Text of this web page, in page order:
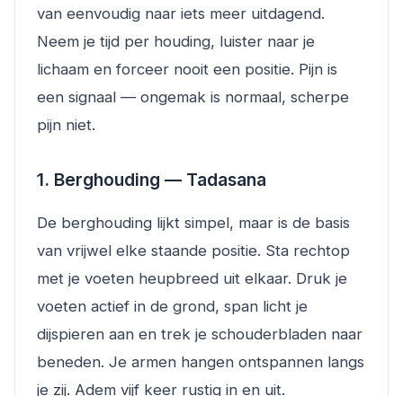
van eenvoudig naar iets meer uitdagend.
Neem je tijd per houding, luister naar je
lichaam en forceer nooit een positie. Pijn is
een signaal — ongemak is normaal, scherpe
pijn niet.
1. Berghouding — Tadasana
De berghouding lijkt simpel, maar is de basis
van vrijwel elke staande positie. Sta rechtop
met je voeten heupbreed uit elkaar. Druk je
voeten actief in de grond, span licht je
dijspieren aan en trek je schouderbladen naar
beneden. Je armen hangen ontspannen langs
je zij. Adem vijf keer rustig in en uit.